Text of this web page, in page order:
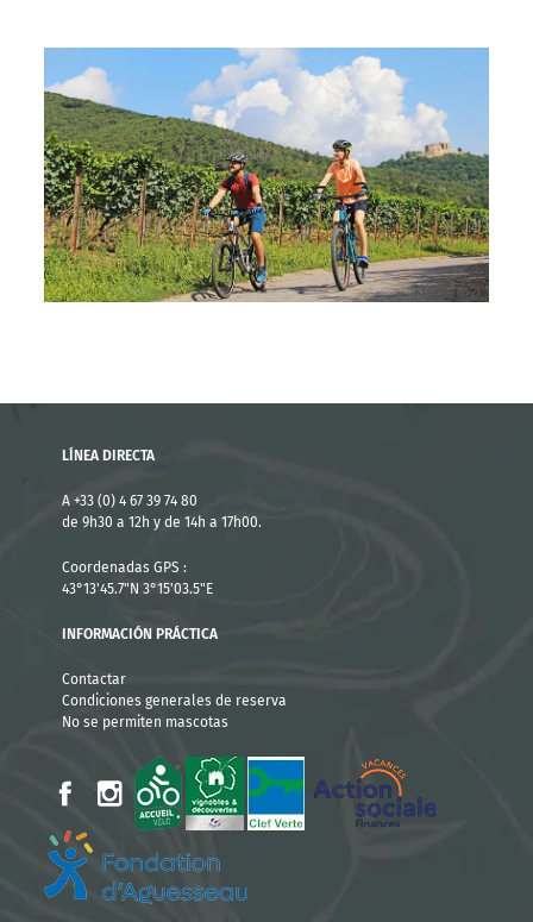
LÍNEA DIRECTA
A +33 (0) 4 67 39 74 80
de 9h30 a 12h y de 14h a 17h00.
Coordenadas GPS :
43°13'45.7"N 3°15'03.5"E
INFORMACIÓN PRÁCTICA
Contactar
Condiciones generales de reserva
No se permiten mascotas